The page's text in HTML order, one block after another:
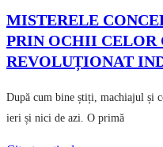
MISTERELE
PRIN OCHII CELOR
REVOLUȚIONAT
După cum bine știți, machiajul și
ieri și nici de azi. O primă